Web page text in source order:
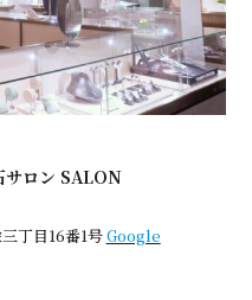
サロン SALON
丁目16番1号Google